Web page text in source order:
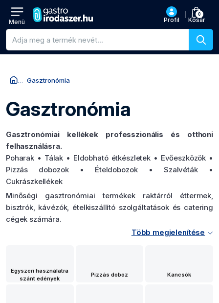
Menü Profil
0
Kosár
Termékkeresés
Gasztronómia
Gasztronómia
Gasztronómiai kellékek professzionális és otthoni
felhasználásra.
Poharak • Tálak • Eldobható étkészletek • Evőeszközök •
Pizzás dobozok • Ételdobozok • Szalvéták •
Cukrászkellékek
Minőségi gasztronómiai termékek raktárról éttermek,
bisztrók, kávézók, ételkiszállító szolgáltatások és catering
cégek számára.
Több megjelenítése
Egyszeri használatra
szánt edények
Pizzás doboz Kancsók